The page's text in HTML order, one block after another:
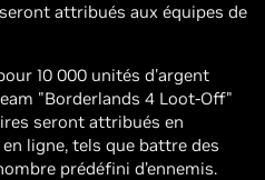
attribués aux équipes de
10 000 unités d'argent
"Borderlands 4 Loot-Off"
seront attribués en
ligne, tels que battre des
prédéfini d’ennemis.